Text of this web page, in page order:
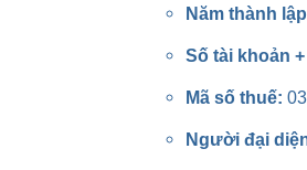
Năm thành
Số tài khoản
Mã số thuế:
Người đại